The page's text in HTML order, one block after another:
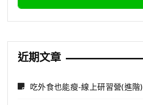
近期文章
吃外食也能瘦-線上研習營(進階)